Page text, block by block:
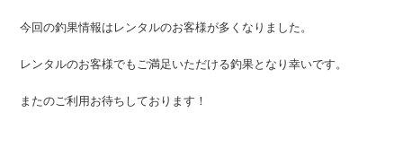
今回の釣果情報はレンタルのお客様が多くなりました。
レンタルのお客様でもご満足いただける釣果となり幸いです。
またのご利用お待ちしております！